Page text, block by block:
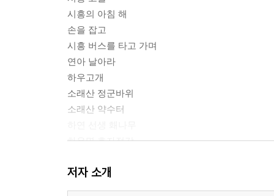
시흥의 아침 해
손을 잡고
시흥 버스를 타고 가며
연아 날아라
하우고개
소래산 정군바위
소래산 약수터
하우명 효자정각
방아다리 느티나무
뱀내장터 몰이꾼
저자 소개